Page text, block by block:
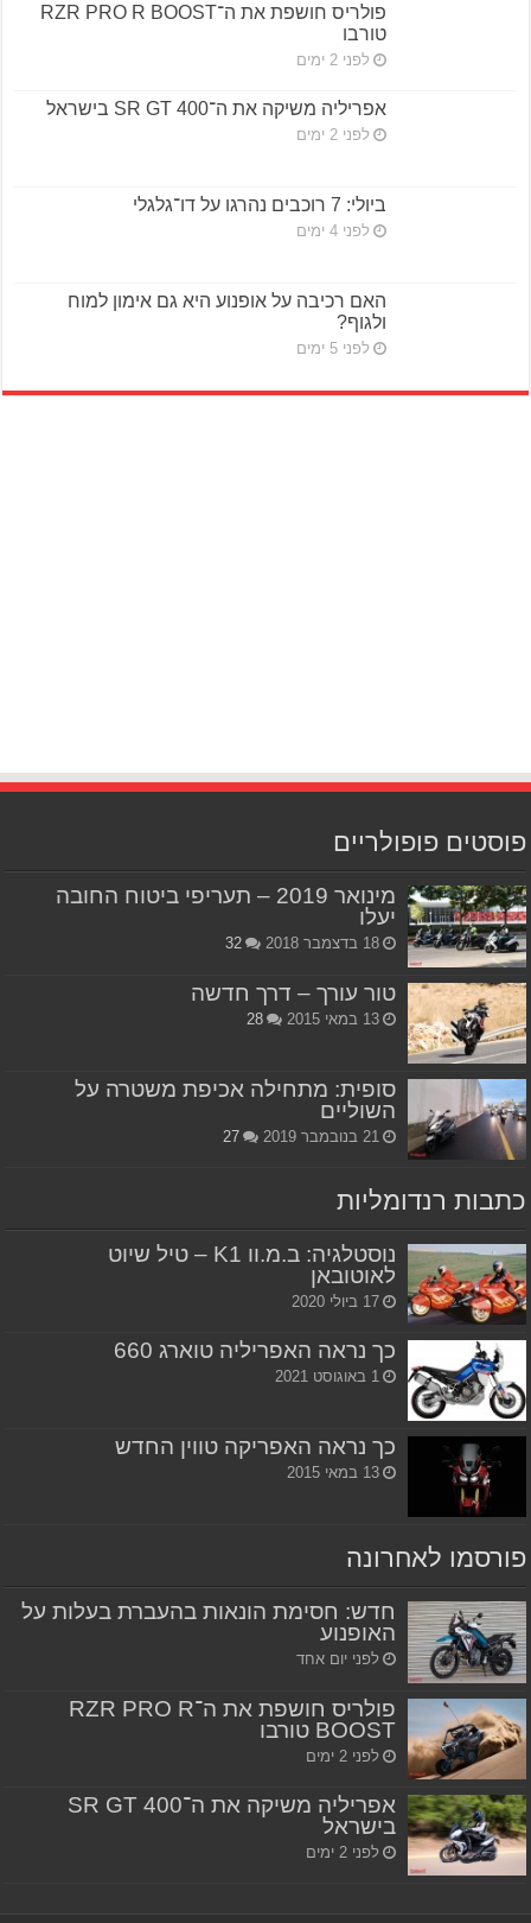
פולריס חושפת את ה־RZR PRO R BOOST
טורבו
לפני 2 ימים
אפריליה משיקה את ה־SR GT 400 בישראל
לפני 2 ימים
ביולי: 7 רוכבים נהרגו על דו־גלגלי
לפני 4 ימים
האם רכיבה על אופנוע היא גם אימון למוח
ולגוף?
לפני 5 ימים
פוסטים פופולריים
מינואר 2019 – תעריפי ביטוח החובה
יעלו
18 בדצמבר 2018 32
טור עורך – דרך חדשה
13 במאי 2015 28
סופית: מתחילה אכיפת משטרה על
השוליים
21 בנובמבר 2019 27
כתבות רנדומליות
נוסטלגיה: ב.מ.וו K1 – טיל שיוט
לאוטובאן
17 ביולי 2020
כך נראה האפריליה טוארג 660
1 באוגוסט 2021
כך נראה האפריקה טווין החדש
13 במאי 2015
פורסמו לאחרונה
חדש: חסימת הונאות בהעברת בעלות על
האופנוע
לפני יום אחד
פולריס חושפת את ה־RZR PRO R
BOOST טורבו
לפני 2 ימים
אפריליה משיקה את ה־SR GT 400
בישראל
לפני 2 ימים